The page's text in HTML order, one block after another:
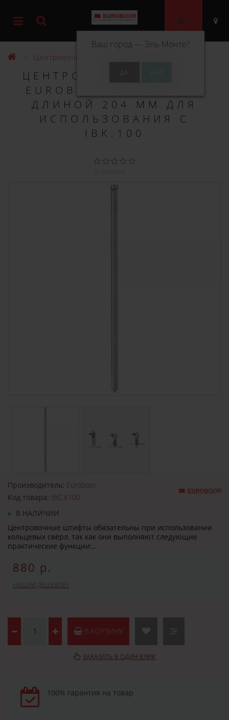
Ваш город — Эль-Монте?
0
Центровочные штифты
ЦЕНТРОВОЧНЫЙ ШТИФТ
EUROBOOR Ø 6,3 ММ И
ДЛИНОЙ 204 ММ ДЛЯ
ИСПОЛЬЗОВАНИЯ С
IBK.100
Производитель: Euroboor
Код товара: IBC.K100
В НАЛИЧИИ
Центровочные штифты обязательны при использовании
кольцевых свёрл, так как они выполняют следующие
практические функции:..
880 р.
НАШЛИ ДЕШЕВЛЕ?
В КОРЗИНУ
ЗАКАЗАТЬ В ОДИН КЛИК
100% гарантия на товар